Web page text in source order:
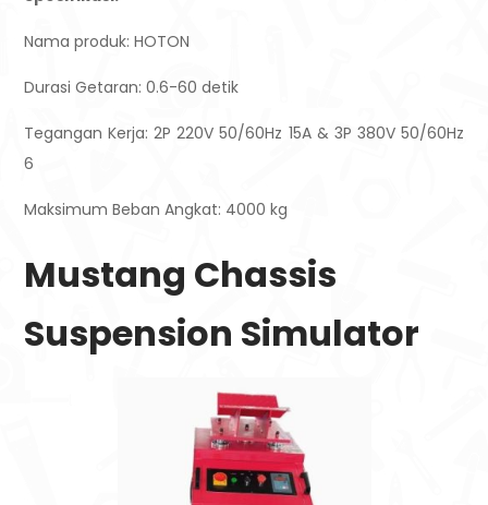
Nama produk: HOTON
Durasi Getaran: 0.6-60 detik
Tegangan Kerja: 2P 220V 50/60Hz 15A & 3P 380V 50/60Hz
6
Maksimum Beban Angkat: 4000 kg
Mustang Chassis
Suspension Simulator